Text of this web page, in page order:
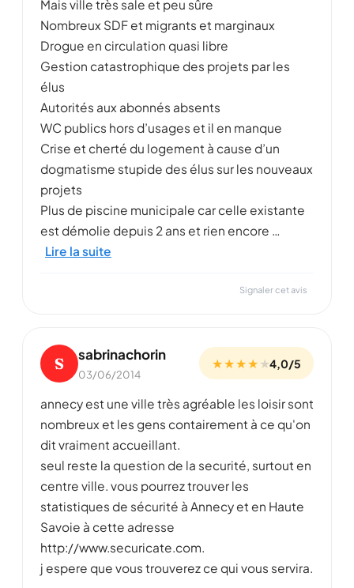
Mais ville très sale et peu sûre
Nombreux SDF et migrants et marginaux
Drogue en circulation quasi libre
Gestion catastrophique des projets par les
élus
Autorités aux abonnés absents
WC publics hors d’usages et il en manque
Crise et cherté du logement à cause d’un
dogmatisme stupide des élus sur les nouveaux
projets
Plus de piscine municipale car celle existante
est démolie depuis 2 ans et rien encore …
Lire la suite
Signaler cet avis
S sabrinachorin
03/06/2014
★ ★ ★ ★★4,0/5
annecy est une ville très agréable les loisir sont
nombreux et les gens contairement à ce qu'on
dit vraiment accueillant.
seul reste la question de la securité, surtout en
centre ville. vous pourrez trouver les
statistiques de sécurité à Annecy et en Haute
Savoie à cette adresse
http://www.securicate.com.
j espere que vous trouverez ce qui vous servira.